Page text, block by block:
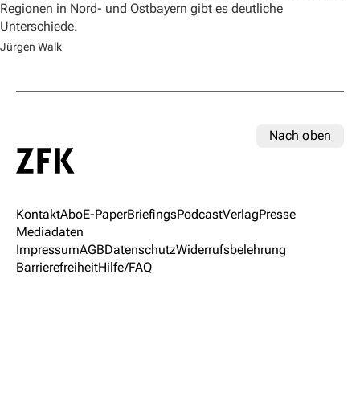
Regionen in Nord- und Ostbayern gibt es deutliche
Unterschiede.
Jürgen Walk
Nach oben
KontaktAboE-PaperBriefingsPodcastVerlagPresse
Mediadaten
ImpressumAGBDatenschutzWiderrufsbelehrung
BarrierefreiheitHilfe/FAQ